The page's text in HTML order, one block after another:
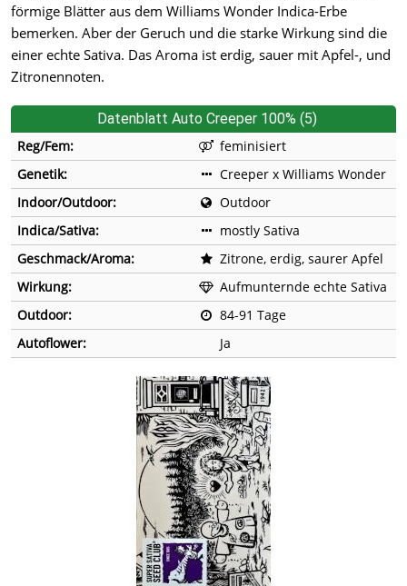
förmige Blätter aus dem Williams Wonder Indica-Erbe
bemerken. Aber der Geruch und die starke Wirkung sind die
einer echte Sativa. Das Aroma ist erdig, sauer mit Apfel-, und
Zitronennoten.
Datenblatt Auto Creeper 100% (5)
Reg/Fem:
feminisiert
Genetik:
Creeper x Williams Wonder
Indoor/Outdoor:
Outdoor
Indica/Sativa:
mostly Sativa
Geschmack/Aroma:
Zitrone, erdig, saurer Apfel
Wirkung:
Aufmunternde echte Sativa
Outdoor:
84-91 Tage
Autoflower:
Ja